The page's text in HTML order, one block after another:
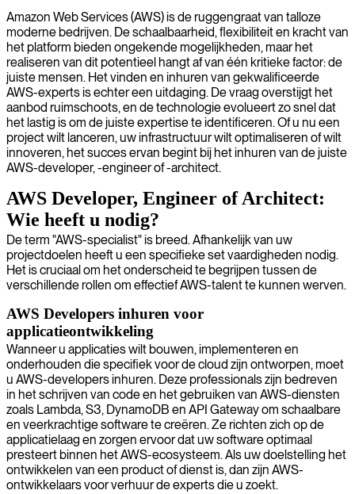
Wij leveren gespecialiseerde AWS-consultants om u te helpen bij het
ontwerpen, optimaliseren en benutten van Amazon Web Services
voor gestroomlijnde cloudoperaties, verbeterde beveiliging en
kostenefficiëntie.
Amazon Web Services (AWS) is de ruggengraat van talloze
moderne bedrijven. De schaalbaarheid, flexibiliteit en kracht van
het platform bieden ongekende mogelijkheden, maar het
realiseren van dit potentieel hangt af van één kritieke factor: de
juiste mensen. Het vinden en inhuren van gekwalificeerde
AWS-experts is echter een uitdaging. De vraag overstijgt het
aanbod ruimschoots, en de technologie evolueert zo snel dat
het lastig is om de juiste expertise te identificeren. Of u nu een
project wilt lanceren, uw infrastructuur wilt optimaliseren of wilt
innoveren, het succes ervan begint bij het inhuren van de juiste
AWS-developer, -engineer of -architect.
AWS Developer, Engineer of Architect:
Wie heeft u nodig?
De term "AWS-specialist" is breed. Afhankelijk van uw
projectdoelen heeft u een specifieke set vaardigheden nodig.
Het is cruciaal om het onderscheid te begrijpen tussen de
verschillende rollen om effectief AWS-talent te kunnen werven.
AWS Developers inhuren voor
applicatieontwikkeling
Wanneer u applicaties wilt bouwen, implementeren en
onderhouden die specifiek voor de cloud zijn ontworpen, moet
u AWS-developers inhuren. Deze professionals zijn bedreven
in het schrijven van code en het gebruiken van AWS-diensten
zoals Lambda, S3, DynamoDB en API Gateway om schaalbare
en veerkrachtige software te creëren. Ze richten zich op de
applicatielaag en zorgen ervoor dat uw software optimaal
presteert binnen het AWS-ecosysteem. Als uw doelstelling het
ontwikkelen van een product of dienst is, dan zijn AWS-
ontwikkelaars voor verhuur de experts die u zoekt.